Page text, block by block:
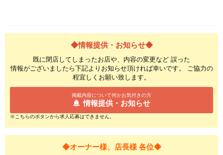
◆情報提供・お知らせ◆
既に閉店してしまったお店や、内容の変更など 誤った
情報がございましたら下記よりお知らせ頂ければ幸いです。 ご協力の
程宜しくお願い致します。
掲載内容について何かお気付きの方
情報提供・お知らせ
※こちらのボタンから求人応募はできません。
◆オーナー様、店長様 各位◆